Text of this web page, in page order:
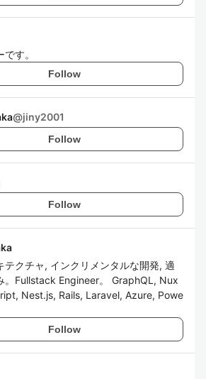
す。
Follow
@jiny2001
Follow
Follow
テクチャ, インクリメンタルな開発, 適
。Fullstack Engineer。 GraphQL, Nux
Nest.js, Rails, Laravel, Azure, Powe
Follow